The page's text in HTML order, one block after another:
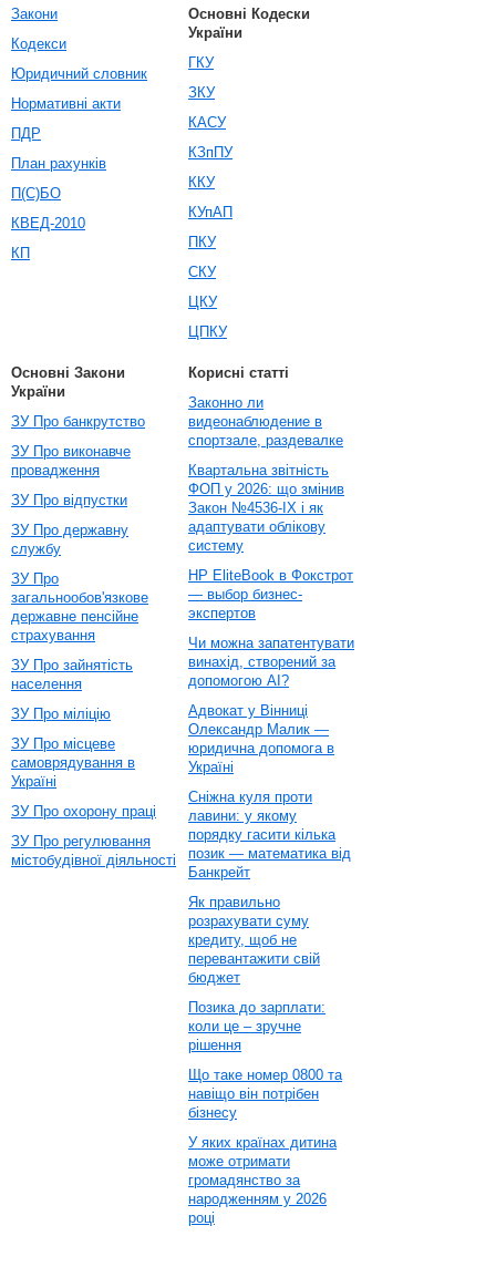
Закони
Кодекси
Юридичний словник
Нормативні акти
ПДР
План рахунків
П(С)БО
КВЕД-2010
КП
Основні Кодески
України
ГКУ
ЗКУ
КАСУ
КЗпПУ
ККУ
КУпАП
ПКУ
СКУ
ЦКУ
ЦПКУ
Основні Закони
України
ЗУ Про банкрутство
ЗУ Про виконавче
провадження
ЗУ Про відпустки
ЗУ Про державну
службу
ЗУ Про
загальнообов'язкове
державне пенсійне
страхування
ЗУ Про зайнятість
населення
ЗУ Про міліцію
ЗУ Про місцеве
самоврядування в
Україні
ЗУ Про охорону праці
ЗУ Про регулювання
містобудівної діяльності
Корисні статті
Законно ли
видеонаблюдение в
спортзале, раздевалке
Квартальна звітність
ФОП у 2026: що змінив
Закон №4536-IX і як
адаптувати облікову
систему
HP EliteBook в Фокстрот
— выбор бизнес-
экспертов
Чи можна запатентувати
винахід, створений за
допомогою AI?
Адвокат у Вінниці
Олександр Малик —
юридична допомога в
Україні
Сніжна куля проти
лавини: у якому
порядку гасити кілька
позик — математика від
Банкрейт
Як правильно
розрахувати суму
кредиту, щоб не
перевантажити свій
бюджет
Позика до зарплати:
коли це – зручне
рішення
Що таке номер 0800 та
навіщо він потрібен
бізнесу
У яких країнах дитина
може отримати
громадянство за
народженням у 2026
році